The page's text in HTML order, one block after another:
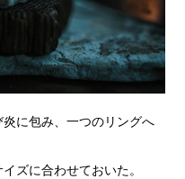
に包み、一つのリングへ
ズに合わせておいた。